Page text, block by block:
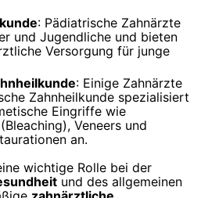
: Pädiatrische Zahnärzte
und Jugendliche und bieten
Versorgung für junge
: Einige Zahnärzte
Zahnheilkunde spezialisiert
Eingriffe wie
Veneers und
an.
wichtige Rolle bei der
und des allgemeinen